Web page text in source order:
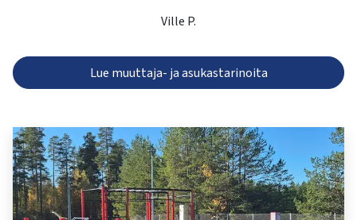
Ville P.
Lue muuttaja- ja asukastarinoita